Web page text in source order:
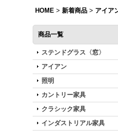
HOME > 新着商品 > アイア
商品一覧
ステンドグラス〈窓〉
アイアン
照明
カントリー家具
クラシック家具
インダストリアル家具